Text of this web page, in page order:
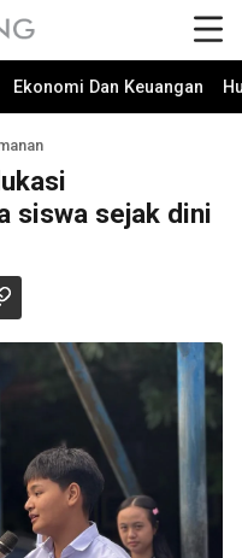
Ekonomi Dan Keuangan
siswa sejak dini